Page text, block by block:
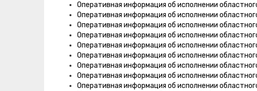
Оперативная информация об исполнении
Оперативная информация об исполнении
Оперативная информация об исполнении
Оперативная информация об исполнении
Оперативная информация об исполнении
Оперативная информация об исполнении
Оперативная информация об исполнении
Оперативная информация об исполнении
Оперативная информация об исполнении